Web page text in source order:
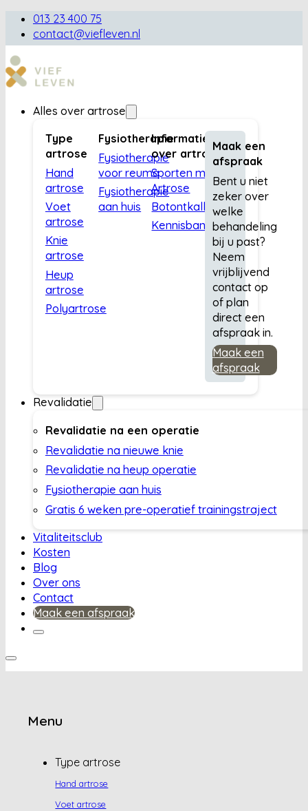
013 23 400 75
contact@viefleven.nl
Alles over artrose
Type
artrose
Hand
artrose
Voet
artrose
Knie
artrose
Heup
artrose
Polyartrose
Fysiotherapie
Fysiotherapie
voor reuma
Fysiotherapie
aan huis
Informatie
over artrose
Sporten met
Artrose
Botontkalking
Kennisbank
Maak een
afspraak
Bent u niet
zeker over
welke
behandeling
bij u past?
Neem
vrijblijvend
contact op
of plan
direct een
afspraak in.
Maak een
afspraak
Revalidatie
Revalidatie na een operatie
Revalidatie na nieuwe knie
Revalidatie na heup operatie
Fysiotherapie aan huis
Gratis 6 weken pre-operatief trainingstraject
Vitaliteitsclub
Kosten
Blog
Over ons
Contact
Maak een afspraak
Menu
Type artrose
Hand artrose
Voet artrose